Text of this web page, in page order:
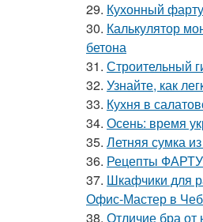
29. Кухонный
30. Калькулятор
бетона
31. Строительный
32. Узнайте, как
33. Кухня в
34. Осень: время
35. Летняя сумка
36. Рецепты
37. Шкафчики для
Офис-Мастер в
38. Отличие бра от